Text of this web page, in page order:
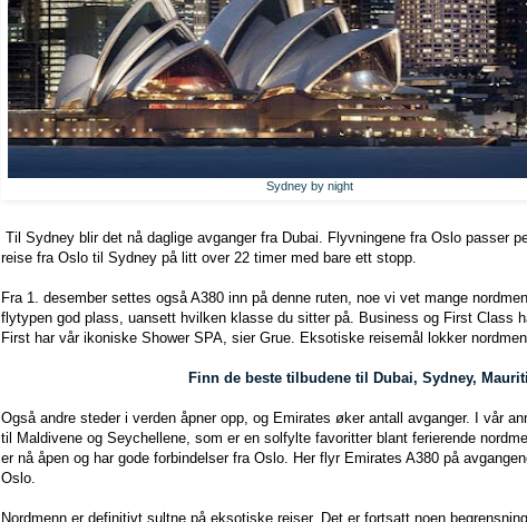
Sydney by night
Til Sydney blir det nå daglige avganger fra Dubai. Flyvningene fra Oslo passer
reise fra Oslo til Sydney på litt over 22 timer med bare ett stopp.
Fra 1. desember settes også A380 inn på denne ruten, noe vi vet mange
flytypen god plass, uansett hvilken klasse du sitter på. Business og First Class
First har vår ikoniske Shower SPA, sier Grue. Eksotiske reisemål lokker
Finn de beste tilbudene til Dubai, Sydney,
Også andre steder i verden åpner opp, og Emirates øker antall avganger. I vår
til Maldivene og Seychellene, som er en solfylte favoritter blant ferierende
er nå åpen og har gode forbindelser fra Oslo. Her flyr Emirates A380 på
Oslo.
Nordmenn er definitivt sultne på eksotiske reiser. Det er fortsatt noen